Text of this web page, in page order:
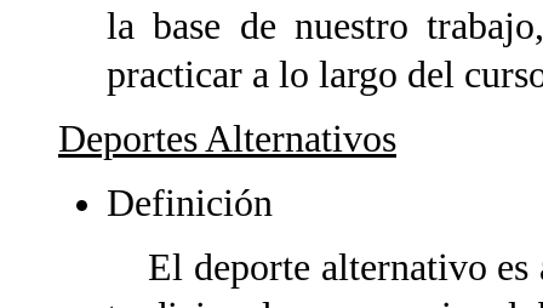
la base de nuestro
practicar a lo largo del
Deportes Alternativos
Definición
El deporte alternativo es